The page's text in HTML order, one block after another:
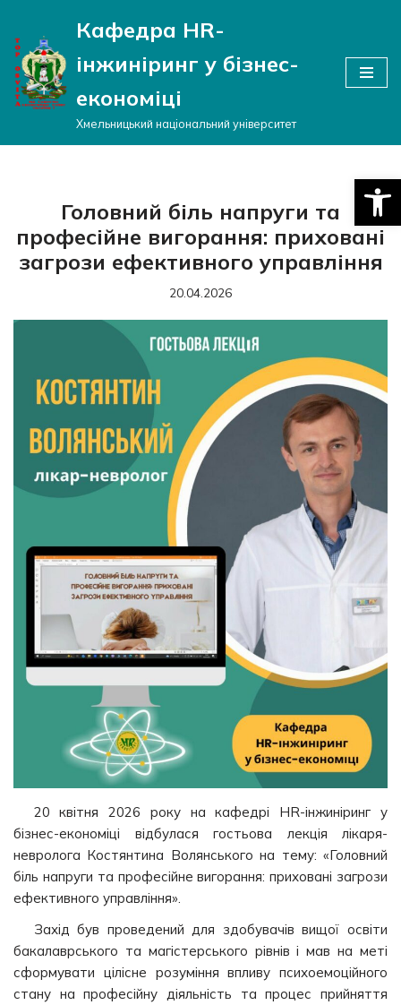
Перейти
до
вмісту
Кафедра HR-
інжиніринг у бізнес-
економіці
Хмельницький національний університет
Головний біль напруги та
професійне вигорання: приховані
загрози ефективного управління
20.04.2026
20 квітня 2026 року на кафедрі HR-інжиніринг у
бізнес-економіці відбулася гостьова лекція лікаря-
невролога Костянтина Волянського на тему: «Головний
біль напруги та професійне вигорання: приховані загрози
ефективного управління».
Захід був проведений для здобувачів вищої освіти
бакалаврського та магістерського рівнів і мав на меті
сформувати цілісне розуміння впливу психоемоційного
стану на професійну діяльність та процес прийняття